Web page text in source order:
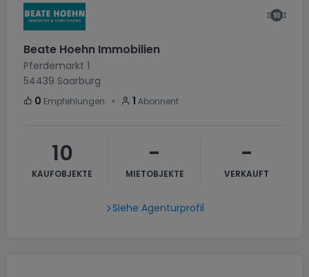
Beate Hoehn Immobilien
Pferdemarkt 1
54439 Saarburg
0 Empfehlungen ・ 1 Abonnent
10
KAUFOBJEKTE
-
MIETOBJEKTE
-
VERKAUFT
Siehe Agenturprofil